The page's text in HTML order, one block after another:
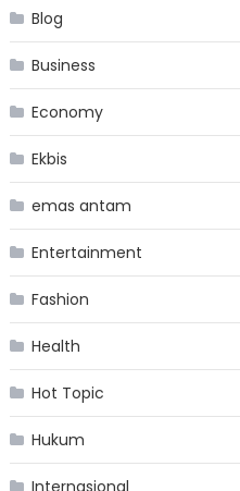
Blog
Business
Economy
Ekbis
emas antam
Entertainment
Fashion
Health
Hot Topic
Hukum